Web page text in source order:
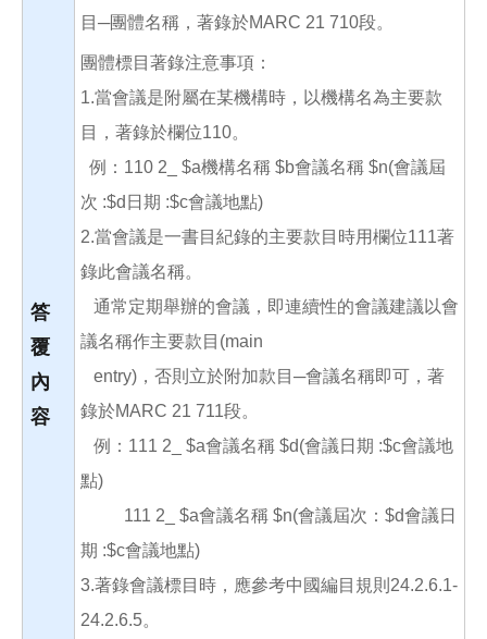
答
覆
內
容
目─團體名稱，著錄於MARC 21 710段。
團體標目著錄注意事項：
1.當會議是附屬在某機構時，以機構名為主要款
目，著錄於欄位110。
例：110 2_ $a機構名稱 $b會議名稱 $n(會議屆
次 :$d日期 :$c會議地點)
2.當會議是一書目紀錄的主要款目時用欄位111著
錄此會議名稱。
通常定期舉辦的會議，即連續性的會議建議以會
議名稱作主要款目 (main
entry) ，否則立於附加款目─會議名稱即可， 著
錄於MARC 21 711段。
例：111 2_ $a會議名稱 $d(會議日期 :$c會議地
點)
111 2_ $a會議名稱 $n(會議屆次：$d會議日
期 :$c會議地點)
3.著錄會議標目時，應參考中國編目規則 24.2.6.1-
24.2.6.5。